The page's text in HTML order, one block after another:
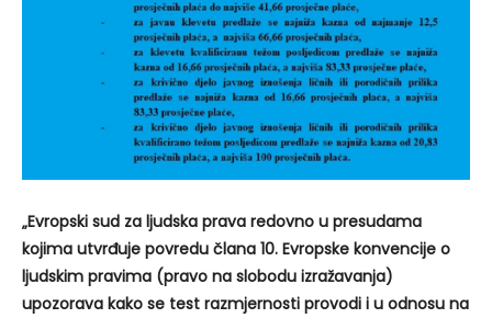
„Evropski sud za ljudska prava redovno u presudama
kojima utvrđuje povredu člana 10. Evropske konvencije o
ljudskim pravima (pravo na slobodu izražavanja)
upozorava kako se test razmjernosti provodi i u odnosu na